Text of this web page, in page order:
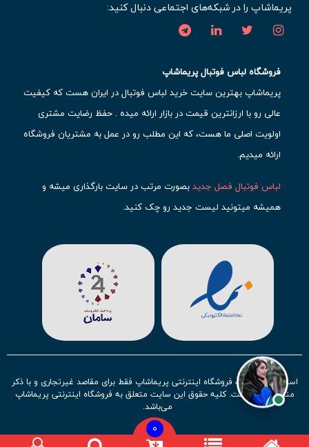
0
پریماشاپ را در شبکه‌های اجتماعی دنبال کنید:
فروشگاه لباس فوتبال پریماشاپ
پریماشاپ بهترین سایت خرید لباس فوتبال در ایران هست که کیفیت
عالی رو با ارزانترین قیمت در بازار ارائه میده . حفظ رضایت مشتری
اولویت اصلی ما هست، که این مطلب رو در عمل به مشتریان فروشگاه
ارائه میدیم.
لباس فوتبال فصل جدیدبصورت مرتب در سایت بارگذاری میشه و
همیشه میتونید لیست جدید رو چک کنید.
حتما مشاهده کنید که قطعا برای تیم های مطرح دنیای فوتبال، تعداد
بیشتری محصول موجود میشه. این مورد شامل
لباس رئال مادرید
لباس اینتر میامی لباس منچستر سیتی
آث میلان میشه.
در ایران هملباس استقلال،لباس پرسپولیسولباس تیم ملی
ایرانتوجه زیادی بشون شده و تقریبا تمام محصولاتشون رو موجود
کردیم.
لباس فوتبال بچه گانه با توجه به استقبال نسل جدید روز به روز بصورت
استفاده از مطالب فروشگاه اینترنتی پریماشاپ فقط برای مقاصد غیرتجاری و با ذکر
منبع بلامانع است. کلیه حقوق این سایت متعلق به فروشگاه اینترنتی پریماشاپ
می‌باشد.